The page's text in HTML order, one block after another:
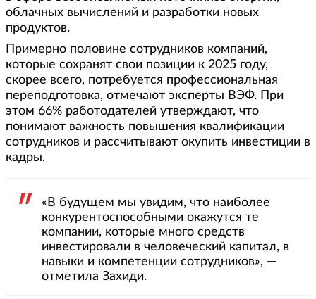
облачных вычислений и разработки новых
продуктов.
Примерно половине сотрудников компаний,
которые сохранят свои позиции к 2025 году,
скорее всего, потребуется профессиональная
переподготовка, отмечают эксперты ВЭФ. При
этом 66% работодателей утверждают, что
понимают важность повышения квалификации
сотрудников и рассчитывают окупить инвестиции в
кадры.
«В будущем мы увидим, что наиболее
конкурентоспособными окажутся те
компании, которые много средств
инвестировали в человеческий капитал, в
навыки и компетенции сотрудников», —
отметила Захиди.